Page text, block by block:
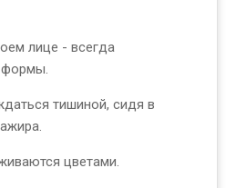
лице - всегда
формы.
тишиной, сидя в
цветами.